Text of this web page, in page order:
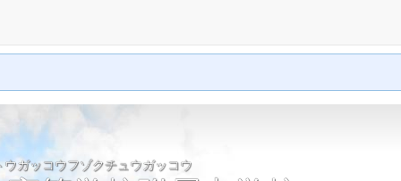
ガッコウフゾクチュウガッコウ